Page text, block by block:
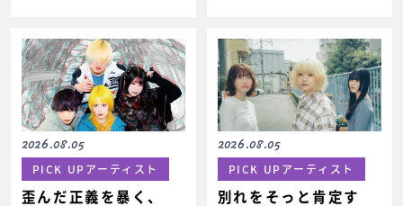
2026.08.05
PICK UPアーティスト
歪んだ正義を暴く、
2026.08.05
PICK UPアーティスト
別れをそっと肯定す